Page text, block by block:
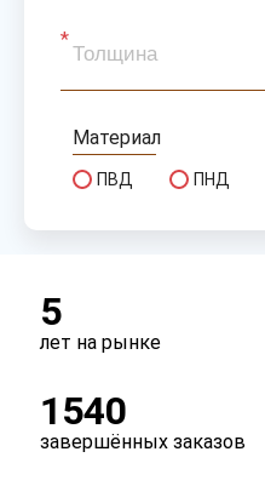
Материал
ПВД ПНД
есть
5
лет на рынке
1540
завершённых заказов